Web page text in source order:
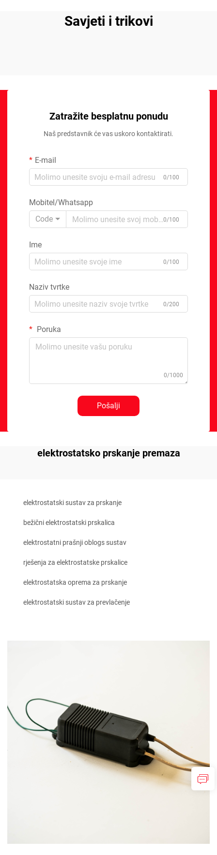
Savjeti i trikovi
Zatražite besplatnu ponudu
Naš predstavnik će vas uskoro kontaktirati.
E-mail
0/100
Mobitel/Whatsapp
Code
0/100
Ime
0/100
Naziv tvrtke
0/200
Poruka
0/1000
Pošalji
elektrostatsko prskanje premaza
elektrostatski sustav za prskanje
bežični elektrostatski prskalica
elektrostatni prašnji oblogs sustav
rješenja za elektrostatske prskalice
elektrostatska oprema za prskanje
elektrostatski sustav za prevlačenje